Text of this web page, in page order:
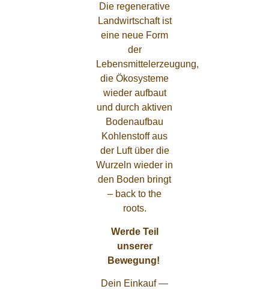
Die regenerative
Landwirtschaft ist
eine neue Form
der
Lebensmittelerzeugung,
die Ökosysteme
wieder aufbaut
und durch aktiven
Bodenaufbau
Kohlenstoff aus
der Luft über die
Wurzeln wieder in
den Boden bringt
– back to the
roots.
Werde Teil
unserer
Bewegung!
Dein Einkauf —